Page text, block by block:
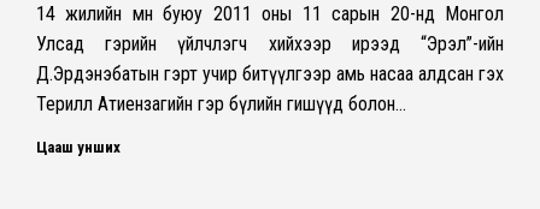
14 жилийн өмнө буюу 2011 оны 11 сарын 20-нд Монгол
Улсад гэрийн үйлчлэгч хийхээр ирээд “Эрэл”-ийн
Д.Эрдэнэбатын гэрт учир битүүлгээр амь насаа алдсан гэх
Терилл Атиензагийн гэр бүлийн гишүүд болон…
Цааш унших